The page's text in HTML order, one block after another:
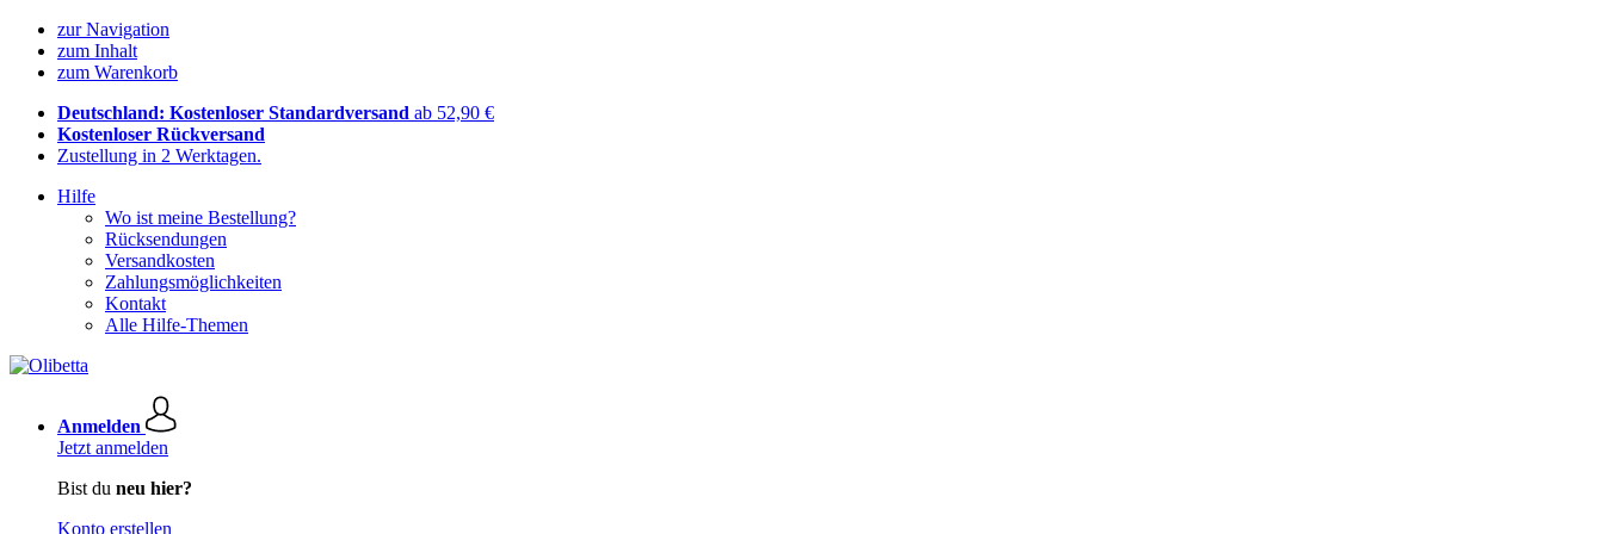
zur Navigation
zum Inhalt
zum Warenkorb
Deutschland: Kostenloser Standardversand ab 52,90 €
Kostenloser Rückversand
Zustellung in 2 Werktagen.
Hilfe
Wo ist meine Bestellung?
Rücksendungen
Versandkosten
Zahlungsmöglichkeiten
Kontakt
Alle Hilfe-Themen
Anmelden
Jetzt anmelden
Bist du neu hier?
Konto erstellen